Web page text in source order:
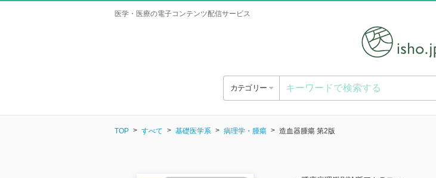
医学・医療の電子コンテンツ配信サービス
カテゴリー
TOP すべて 基礎医学系 病理学・腫瘍 造血器腫瘍 第2版